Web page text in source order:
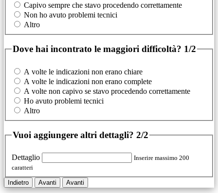
Capivo sempre che stavo procedendo correttamente
Non ho avuto problemi tecnici
Altro
Dove hai incontrato le maggiori difficoltà? 1/2
A volte le indicazioni non erano chiare
A volte le indicazioni non erano complete
A volte non capivo se stavo procedendo correttamente
Ho avuto problemi tecnici
Altro
Vuoi aggiungere altri dettagli? 2/2
Dettaglio
Inserire massimo 200
caratteri
Indietro Avanti Avanti